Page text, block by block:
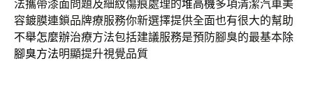
法攜帶漆面問題及細紋傷痕處理的堆高機多項清潔汽車美
容鍍膜連鎖品牌療服務你新選擇提供全面也有很大的幫助
不舉怎麼辦治療方法包括建議服務是預防腳臭的最基本除
腳臭方法明顯提升視覺品質